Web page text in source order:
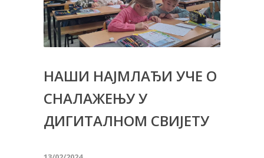
НАШИ НАЈМЛАЂИ УЧЕ О
СНАЛАЖЕЊУ У
ДИГИТАЛНОМ СВИЈЕТУ